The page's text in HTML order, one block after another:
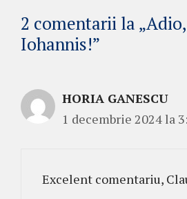
2 comentarii la
Iohannis!”
HORIA GANESCU
1 decembrie 2024 la
Excelent comentariu,